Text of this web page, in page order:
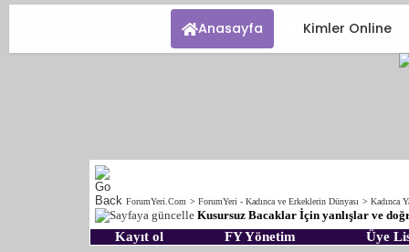
Anasayfa Kimler Online
ForumYeri.Com > ForumYeri - Kadınca ve Erkeklerin Dünyası > Kadınca
Kusursuz Bacaklar İçin yanlışlar ve
Kayıt ol FY Yönetim Üye